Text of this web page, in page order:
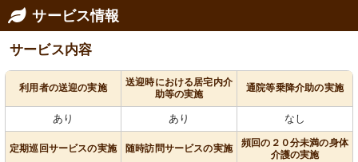
サービス情報
サービス内容
利用者の送迎の実施
送迎時における居宅内介
助等の実施
通院等乗降介助の実施
あり あり なし
定期巡回サービスの実施 随時訪問サービスの実施
頻回の２０分未満の身体
介護の実施